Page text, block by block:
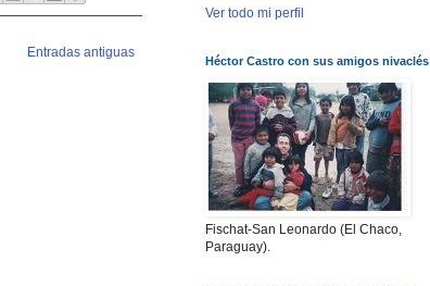
Entradas antiguas
Ver todo mi perfil
Héctor Castro con sus amigos nivaclés
Fischat-San Leonardo (El Chaco,
Paraguay).